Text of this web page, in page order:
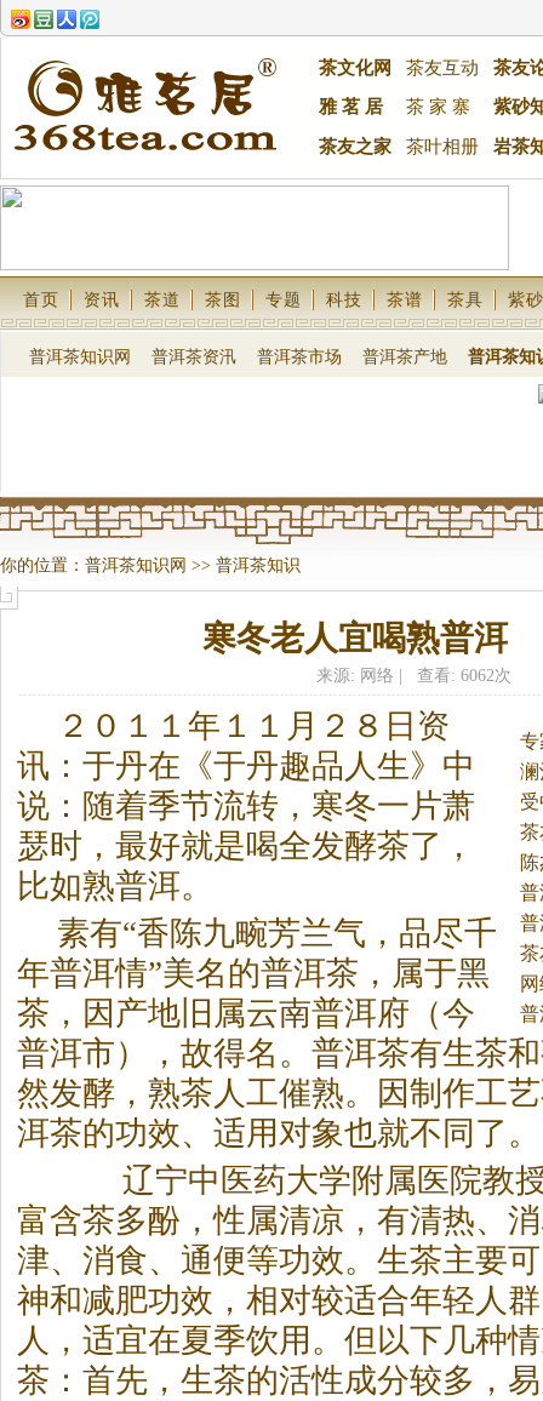
茶文化网 茶友互动
茶友
雅 茗 居
茶 家 寨 紫砂
茶友之家 茶叶相册 岩茶
首页 资讯 茶道 茶图 专题 科技 茶谱 茶具 紫砂
普洱茶知识网 普洱茶资汛 普洱茶市场 普洱茶产地 普洱茶知
你的位置： 普洱茶知识网 >> 普洱茶知识
寒冬老人宜喝熟普洱
来源: 网络 | 查看: 6062次
探
普
２０１１年１１月２８日资
讯：于丹在《于丹趣品人生》中
说：随着季节流转，寒冬一片萧
瑟时，最好就是喝全发酵茶了，
比如熟普洱。
素有“香陈九畹芳兰气，品尽千
年普洱情”美名的普洱茶 ，属于黑
茶，因产地旧属云南普洱府（今
普洱市），故得名。 普洱茶有生茶
然发酵，熟茶人工催熟。因制作工
洱茶的功效、适用对象也就不同了。
辽宁中医药大学附属医院教授
富含茶多酚，性属清凉，有清热、
津、消食、通便等功效。生茶主要
神和减肥功效，相对较适合年轻人
人，适宜在夏季饮用。但以下几种
茶：首先，生茶的活性成分较多，